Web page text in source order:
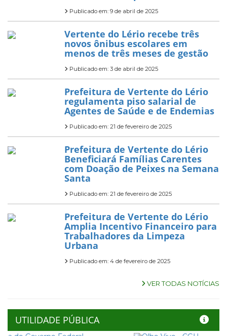
Publicado em: 9 de abril de 2025
Vertente do Lério recebe três
novos ônibus escolares em
menos de três meses de gestão
Publicado em: 3 de abril de 2025
Prefeitura de Vertente do Lério
regulamenta piso salarial de
Agentes de Saúde e de Endemias
Publicado em: 21 de fevereiro de 2025
Prefeitura de Vertente do Lério
Beneficiará Famílias Carentes
com Doação de Peixes na Semana
Santa
Publicado em: 21 de fevereiro de 2025
Prefeitura de Vertente do Lério
Amplia Incentivo Financeiro para
Trabalhadores da Limpeza
Urbana
Publicado em: 4 de fevereiro de 2025
VER TODAS NOTÍCIAS
UTILIDADE PÚBLICA